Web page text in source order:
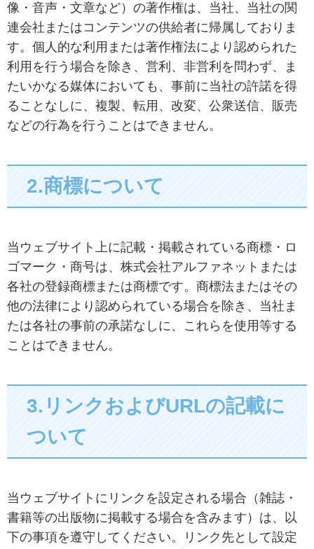
像・音声・文章など）の著作権は、当社、当社の関
連会社またはコンテンツの供給者に帰属しておりま
す。個人的な利用または著作権法により認められた
利用を行う場合を除き、営利、非営利を問わず、ま
たいかなる媒体においても、事前に当社の許諾を得
ることなしに、複製、転用、改変、公衆送信、販売
などの行為を行うことはできません。
2.商標について
当ウェブサイト上に記載・掲載されている商標・ロ
ゴマーク・商号は、株式会社アルファネットまたは
各社の登録商標または商標です。商標法またはその
他の法律により認められている場合を除き、当社ま
たは各社の事前の承諾なしに、これらを使用等する
ことはできません。
3.リンクおよびURLの記載に
ついて
当ウェブサイトにリンクを設定される場合（雑誌・
書籍等の出版物に掲載する場合を含みます）は、以
下の事項を遵守してください。リンク先として設定